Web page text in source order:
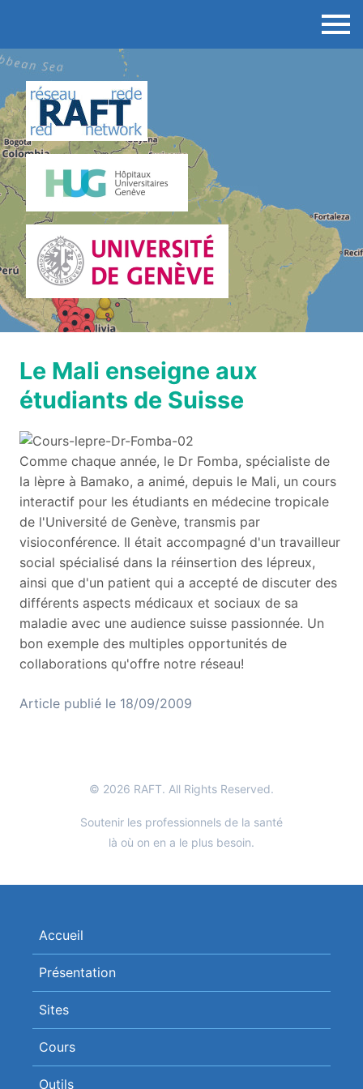
Le Mali enseigne aux
étudiants de Suisse
Comme chaque année, le Dr Fomba, spécialiste de
la lèpre à Bamako, a animé, depuis le Mali, un cours
interactif pour les étudiants en médecine tropicale
de l'Université de Genève, transmis par
visioconférence. Il était accompagné d'un travailleur
social spécialisé dans la réinsertion des lépreux,
ainsi que d'un patient qui a accepté de discuter des
différents aspects médicaux et sociaux de sa
maladie avec une audience suisse passionnée. Un
bon exemple des multiples opportunités de
collaborations qu'offre notre réseau!
Article publié le 18/09/2009
© 2026 RAFT. All Rights Reserved.
Soutenir les professionnels de la santé
là où on en a le plus besoin.
Accueil
Présentation
Sites
Cours
Outils